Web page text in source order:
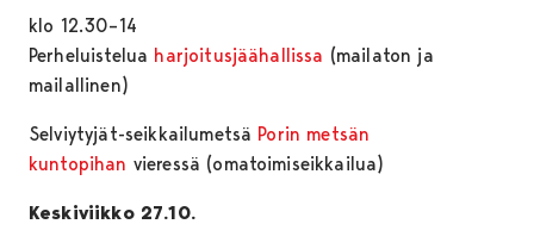
klo 12.30–14
Perheluistelua harjoitusjäähallissa (mailaton ja
mailallinen)
Selviytyjät-seikkailumetsä Porin metsän
kuntopihan vieressä (omatoimiseikkailua)
Keskiviikko 27.10.